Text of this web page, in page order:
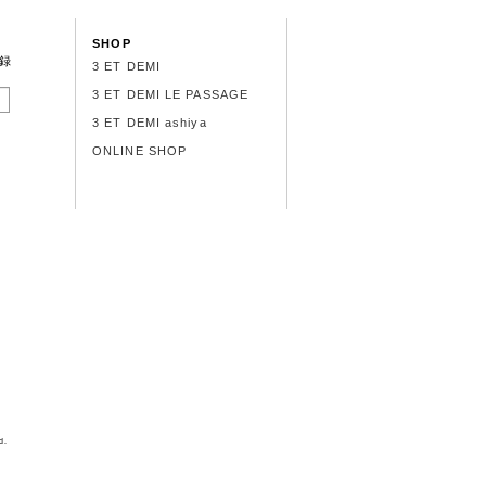
SHOP
3 ET DEMI
3 ET DEMI LE PASSAGE
3 ET DEMI ashiya
ONLINE SHOP